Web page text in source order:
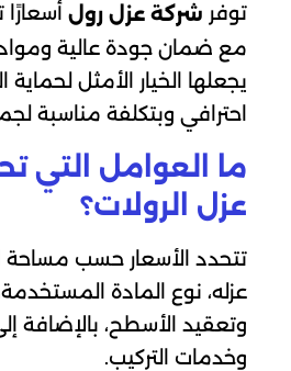
توفر شركة عزل رول
مع ضمان جودة عالية ومواد
يجعلها الخيار الأمثل لحماية
احترافي وبتكلفة مناسبة
ما العوامل التي
عزل الرولات؟
تتحدد الأسعار حسب
عزله، نوع المادة
وتعقيد الأسطح، بالإضافة
وخدمات التركيب.